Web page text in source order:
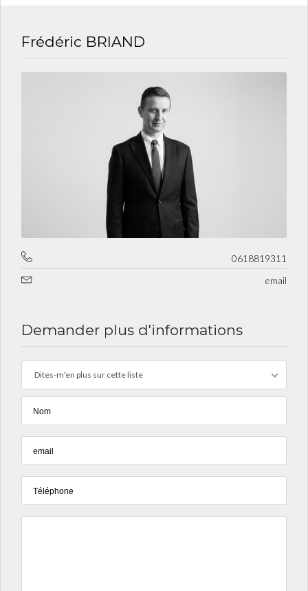
Frédéric BRIAND
0618819311
email
Demander plus d'informations
Dites-m'en plus sur cette liste